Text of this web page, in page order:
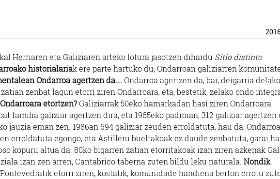
Herriaren eta Galiziaren arteko lotura jasotzen dihardu Sitio distinto
historialariak ere parte hartuko du, Ondarroan galiziarren
Ondarroa agertzen da…. Ondarroa agertzen da, bai, deigarria
zenbat lagun etorri ziren Ondarroara, eta, bestetik, zelako ondo
etortzen?Galiziarrak 50eko hamarkadan hasi ziren Ondarroara
familia galiziar agertzen dira, eta 1965eko padroian, 312 galiziar agertzen
jauzia eman zen. 1986an 694 galiziar zeuden erroldatuta, hau da,
erroldatuta egongo, eta Astilleru bueltakoak ez daude zenbatuta, garai
kopuru altua da. 80ko bigarren zatian etorritakoak izan ziren azkenak
izan zen arren, Cantabrico taberna zuten bildu leku naturala. Nondik
etorri ziren, kostatik; komunidade handiena berton errotu